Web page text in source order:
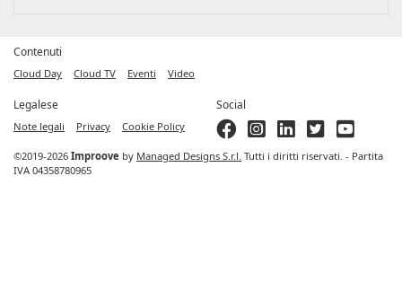
Contenuti
Cloud Day Cloud TV Eventi Video
Legalese
Note legali Privacy Cookie Policy
Social
©2019-2026 Improove by Managed Designs S.r.l. Tutti i diritti riservati. - Partita
IVA 04358780965